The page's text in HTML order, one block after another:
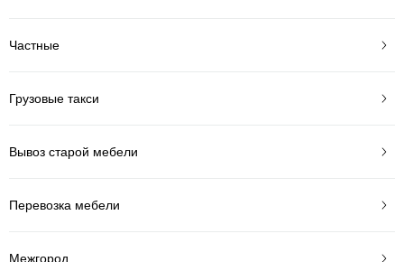
Частные
Грузовые такси
Вывоз старой мебели
Перевозка мебели
Межгород